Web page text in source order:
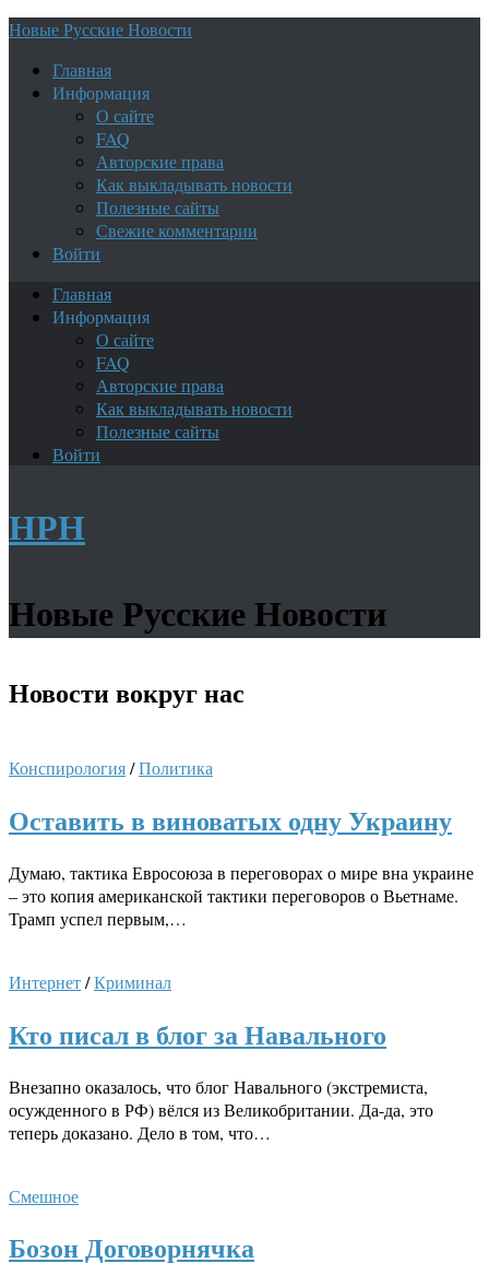
Новые Русские Новости
Главная
Информация
О сайте
FAQ
Авторские права
Как выкладывать новости
Полезные сайты
Свежие комментарии
Войти
Главная
Информация
О сайте
FAQ
Авторские права
Как выкладывать новости
Полезные сайты
Войти
НРН
Новые Русские Новости
Новостивокруг нас
Конспирология/Политика
Оставить в виноватых одну Украину
Думаю, тактика Евросоюза в переговорах о мире вна украине
– это копия американской тактики переговоров о Вьетнаме.
Трамп успел первым,…
Интернет/Криминал
Кто писал в блог за Навального
Внезапно оказалось, что блог Навального (экстремиста,
осужденного в РФ) вёлся из Великобритании. Да-да, это
теперь доказано. Дело в том, что…
Смешное
Бозон Договорнячка